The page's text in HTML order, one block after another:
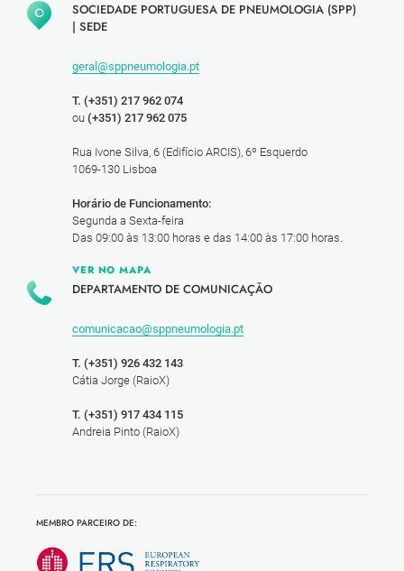
SOCIEDADE PORTUGUESA DE PNEUMOLOGIA (SPP)
| SEDE
geral@sppneumologia.pt
T. (+351) 217 962 074
ou (+351) 217 962 075
Rua Ivone Silva, 6 (Edifício ARCIS), 6º Esquerdo
1069-130 Lisboa
Horário de Funcionamento:
Segunda a Sexta-feira
Das 09:00 às 13:00 horas e das 14:00 às 17:00 horas.
VER NO MAPA
DEPARTAMENTO DE COMUNICAÇÃO
comunicacao@sppneumologia.pt
T. (+351) 926 432 143
Cátia Jorge (RaioX)
T. (+351) 917 434 115
Andreia Pinto (RaioX)
MEMBRO PARCEIRO DE: